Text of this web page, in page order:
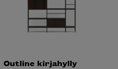
Outline kirjahylly